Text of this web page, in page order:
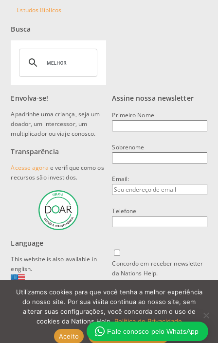
Estudos Bíblicos
Busca
Envolva-se!
Apadrinhe uma criança, seja um
doador, um intercessor, um
multiplicador ou viaje conosco.
Transparência
Acesse agora e verifique como os
recursos são investidos.
Language
This website is also available in
english.
Política de Privacidade e Proteção
de Dados
Assine nossa newsletter
Primeiro Nome
Sobrenome
Email:
Telefone
Concordo em receber newsletter
da Nations Help.
Utilizamos cookies para que você tenha a melhor experiência
do nosso site. Por sua visita contínua ao nosso site, sem
alterar suas configurações, você concorda com o uso de
cookies da Nations Help.Política de Privacidade
Aceito
Política de Privacidade
Fale conosco pelo WhatsApp